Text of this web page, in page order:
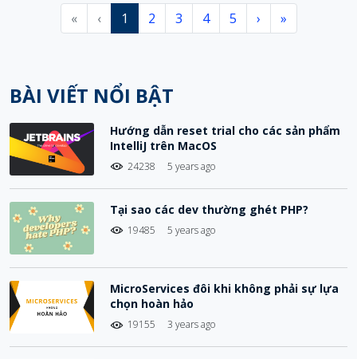
« ‹ 1 2 3 4 5 › »
BÀI VIẾT NỔI BẬT
Hướng dẫn reset trial cho các sản phẩm
IntelliJ trên MacOS
24238 5 years ago
Tại sao các dev thường ghét PHP?
19485 5 years ago
MicroServices đôi khi không phải sự lựa
chọn hoàn hảo
19155 3 years ago